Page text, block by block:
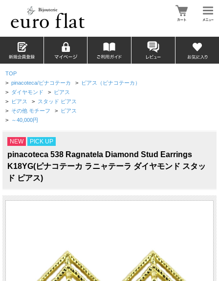
TOP
> pinacoteca/ピナコテーカ > ピアス（ピナコテーカ）
> ダイヤモンド > ピアス
> ピアス > スタッド ピアス
> その他 モチーフ > ピアス
> ～40,000円
NEW PICK UP
pinacoteca 538 Ragnatela Diamond Stud Earrings
K18YG(ピナコテーカ ラニャテーラ ダイヤモンド スタッ
ド ピアス)